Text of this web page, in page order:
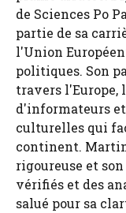
de Sciences Po
partie de sa
l'Union
politiques. Son
travers l'Europe,
d'informateurs
culturelles qui
continent.
rigoureuse et
vérifiés et des
salué pour sa